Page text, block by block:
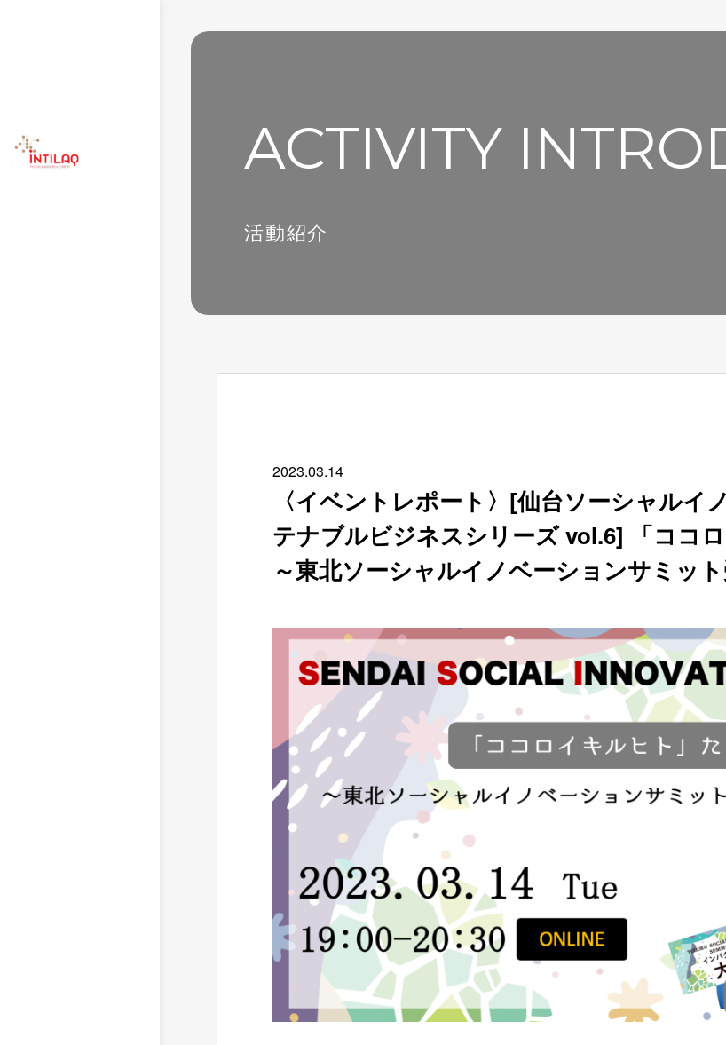
ACTIVITY
活動紹介
2023.03.14
〈イベントレポート〉[仙台ソーシャル
テナブルビジネスシリーズ vol.6] 「ココ
～東北ソーシャルイノベーションサミッ